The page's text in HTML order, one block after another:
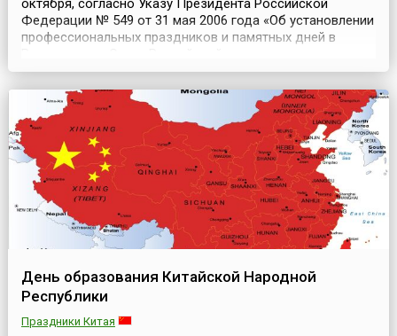
октября, согласно Указу Президента Российской
Федерации № 549 от 31 мая 2006 года «Об установлении
профессиональных праздников и памятных дней в
Федерации».Сухопутные войска, как вид Вооруженных
Сил Российской Федерации, предназначены для
ведения боевых действий преимущественно на суше. На
всех этапах существования...
День образования Китайской Народной
Республики
Праздники Китая